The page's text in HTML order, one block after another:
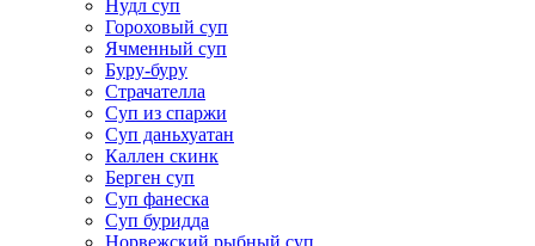
Нудл суп
Гороховый суп
Ячменный суп
Буру-буру
Страчателла
Суп из спаржи
Суп даньхуатан
Каллен скинк
Берген суп
Суп фанеска
Суп буридда
Норвежский рыбный суп